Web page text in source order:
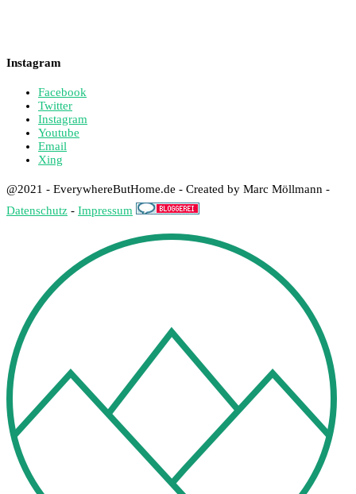
Instagram
Facebook
Twitter
Instagram
Youtube
Email
Xing
@2021 - EverywhereButHome.de - Created by Marc Möllmann -
Datenschutz - Impressum